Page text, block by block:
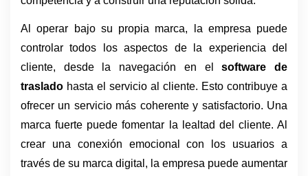
Al operar bajo su propia marca, la empresa puede
controlar todos los aspectos de la experiencia del
cliente, desde la navegación en el software de
traslado hasta el servicio al cliente. Esto contribuye a
ofrecer un servicio más coherente y satisfactorio. Una
marca fuerte puede fomentar la lealtad del cliente. Al
crear una conexión emocional con los usuarios a
través de su marca digital, la empresa puede aumentar